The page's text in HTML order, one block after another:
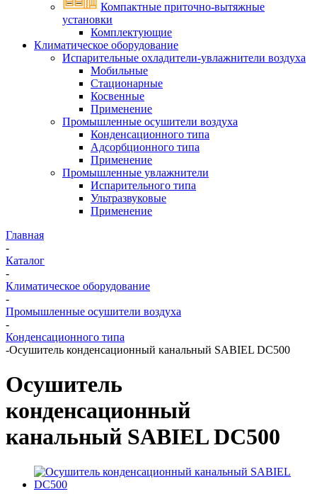
Компактные приточно-вытяжные
установки
Комплектующие
Климатическое оборудование
Испарительные охладители-увлажнители воздуха
Мобильные
Стационарные
Косвенные
Применение
Промышленные осушители воздуха
Конденсационного типа
Адсорбционного типа
Применение
Промышленные увлажнители
Испарительного типа
Ультразвуковые
Применение
Главная
-
Каталог
-
Климатическое оборудование
-
Промышленные осушители воздуха
-
Конденсационного типа
-Осушитель конденсационный канальный SABIEL DC500
Осушитель
конденсационный
канальный SABIEL DC500